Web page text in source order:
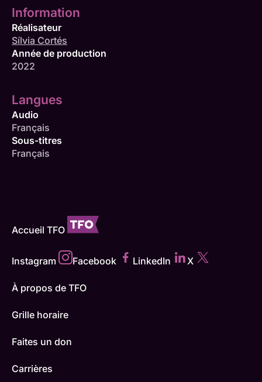
Information
Réalisateur
Sílvia Cortés
Année de production
2022
Langues
Audio
Français
Sous-titres
Français
Accueil TFO
Instagram Facebook LinkedIn X
À propos de TFO
Grille horaire
Faites un don
Carrières